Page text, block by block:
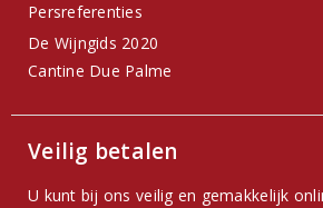
Persreferenties
De Wijngids 2020
Cantine Due Palme
Veilig betalen
U kunt bij ons veilig en gemakkelijk